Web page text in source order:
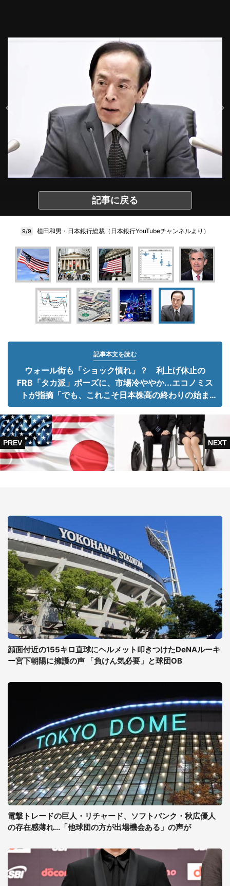
記事に戻る
9/9 植田和男・日本銀行総裁（日本銀行YouTubeチャンネルより）
記事本文を読む
ウォール街も「ショック慣れ」？ 利上げ休止の
FRB「タカ派」ポーズに、市場冷ややか...エコノミス
トが指摘「でも、これこそ日本株高の終わりの始ま
り」
顔面付近の155キロ直球にヘルメット叩きつけたDeNAルーキ
ー宮下朝陽に擁護の声 「負けん気必要」と球団OB
電撃トレードの巨人・リチャード、ソフトバンク・秋広優人
の存在感薄れ...「他球団の方が出場機会ある」の声が